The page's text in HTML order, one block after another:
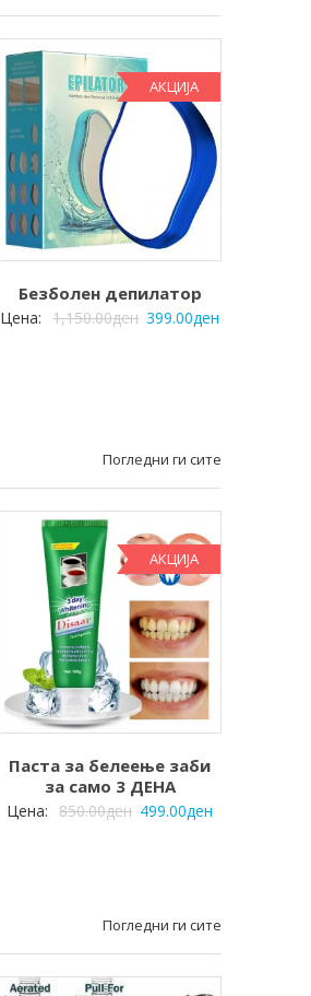
АКЦИЈА
Безболен депилатор
Цена: 1,150.00ден 399.00ден
Погледни ги сите
АКЦИЈА
Паста за белеење заби
за само 3 ДЕНА
Цена: 850.00ден 499.00ден
Погледни ги сите